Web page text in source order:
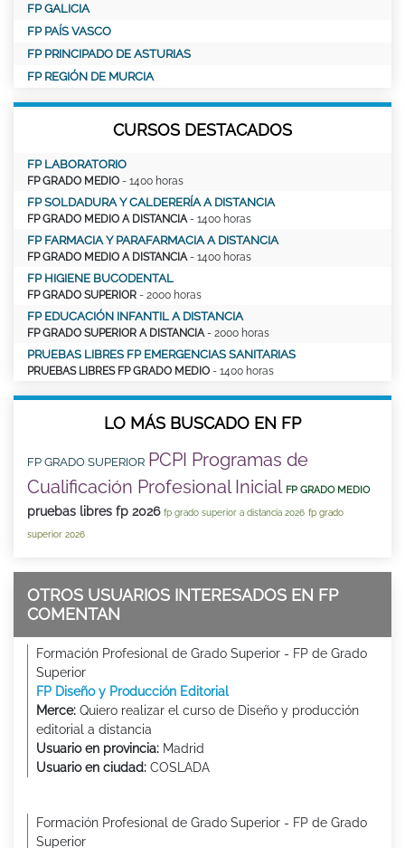
FP GALICIA
FP PAÍS VASCO
FP PRINCIPADO DE ASTURIAS
FP REGIÓN DE MURCIA
CURSOS DESTACADOS
FP LABORATORIO
FP GRADO MEDIO - 1400 horas
FP SOLDADURA Y CALDERERÍA A DISTANCIA
FP GRADO MEDIO A DISTANCIA - 1400 horas
FP FARMACIA Y PARAFARMACIA A DISTANCIA
FP GRADO MEDIO A DISTANCIA - 1400 horas
FP HIGIENE BUCODENTAL
FP GRADO SUPERIOR - 2000 horas
FP EDUCACIÓN INFANTIL A DISTANCIA
FP GRADO SUPERIOR A DISTANCIA - 2000 horas
PRUEBAS LIBRES FP EMERGENCIAS SANITARIAS
PRUEBAS LIBRES FP GRADO MEDIO - 1400 horas
LO MÁS BUSCADO EN FP
FP GRADO SUPERIOR PCPI Programas de
Cualificación Profesional Inicial FP GRADO MEDIO
pruebas libres fp 2026 fp grado superior a distancia 2026 fp grado
superior 2026
OTROS USUARIOS INTERESADOS EN FP
COMENTAN
Formación Profesional de Grado Superior - FP de Grado
Superior
FP Diseño y Producción Editorial
Merce: Quiero realizar el curso de Diseño y producción
editorial a distancia
Usuario en provincia: Madrid
Usuario en ciudad: COSLADA
Formación Profesional de Grado Superior - FP de Grado
Superior